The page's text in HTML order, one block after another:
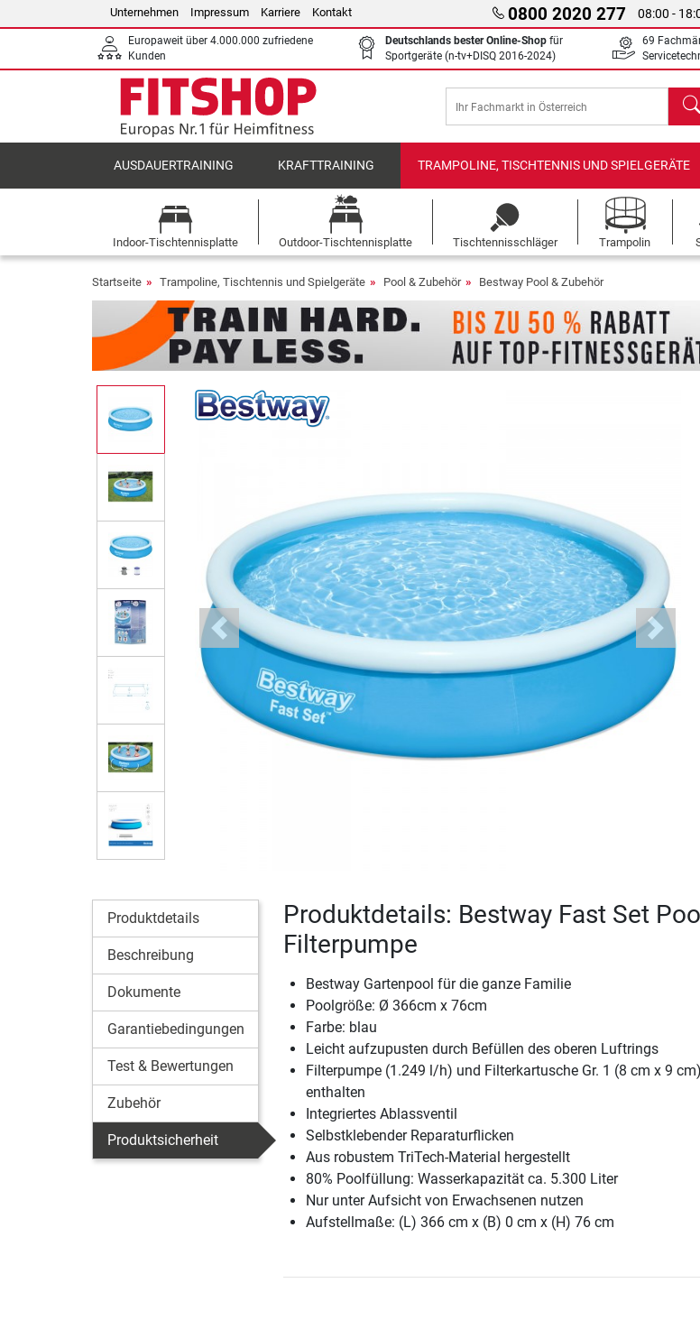
Unternehmen Impressum Karriere Kontakt 0800 2020 277 08:00 -
Europaweit über 4.000.000 zufriedene
Kunden
Deutschlands bester Online-Shop für
Sportgeräte (n-tv+DISQ 2016-2024)
69
AUSDAUERTRAINING KRAFTTRAINING TRAMPOLINE, TISCHTENNIS UND SPIELGERÄTE
Indoor-Tischtennisplatte Outdoor-Tischtennisplatte Tischtennisschläger Trampolin
Startseite Trampoline, Tischtennis und Spielgeräte Pool & Zubehör Bestway Pool & Zubehör
Previous Next
Produktdetails
Beschreibung
Dokumente
Garantiebedingungen
Test & Bewertungen
Zubehör
Produktsicherheit
Produktdetails: Bestway Fast Set
Filterpumpe
Bestway Gartenpool für die ganze Familie
Poolgröße: Ø 366cm x 76cm
Farbe: blau
Leicht aufzupusten durch Befüllen des oberen Luftrings
Filterpumpe (1.249 l/h) und Filterkartusche Gr. 1 (8 cm x 9
enthalten
Integriertes Ablassventil
Selbstklebender Reparaturflicken
Aus robustem TriTech-Material hergestellt
80% Poolfüllung: Wasserkapazität ca. 5.300 Liter
Nur unter Aufsicht von Erwachsenen nutzen
Aufstellmaße: (L) 366 cm x (B) 0 cm x (H) 76 cm